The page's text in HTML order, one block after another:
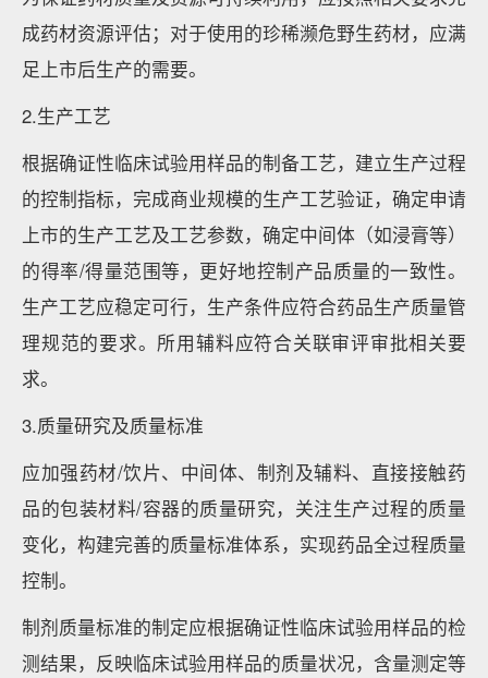
成药材资源评估；对于使用的珍稀濒危野生药材，应满
足上市后生产的需要。
2.生产工艺
根据确证性临床试验用样品的制备工艺，建立生产过程
的控制指标，完成商业规模的生产工艺验证，确定申请
上市的生产工艺及工艺参数，确定中间体（如浸膏等）
的得率/得量范围等，更好地控制产品质量的一致性。
生产工艺应稳定可行，生产条件应符合药品生产质量管
理规范的要求。所用辅料应符合关联审评审批相关要
求。
3.质量研究及质量标准
应加强药材/饮片、中间体、制剂及辅料、直接接触药
品的包装材料/容器的质量研究，关注生产过程的质量
变化，构建完善的质量标准体系，实现药品全过程质量
控制。
制剂质量标准的制定应根据确证性临床试验用样品的检
测结果，反映临床试验用样品的质量状况，含量测定等